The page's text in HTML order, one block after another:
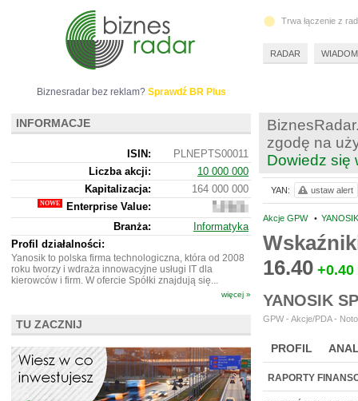
zgodę na
Dowiedz się
Akcje GPW •
16.40 +0.40
YANOSIK
GPW - Akcje/PDA -
PROFIL
BR LAB
RAPORTY
YAN: ustaw alert
Biznesradar bez reklam? Sprawdź BR Plus
INFORMACJE
ISIN:
PLNEPTS00011
Liczba akcji:
10 000 000
Kapitalizacja:
164 000 000
Enterprise Value:
149
634
000
Branża:
Informatyka
Profil działalności:
Yanosik to polska firma technologiczna, która od 2008
roku tworzy i wdraża innowacyjne usługi IT dla
kierowców i firm. W ofercie Spółki znajdują się...
więcej »
TU ZACZNIJ
Trwa łączenie z
RADAR